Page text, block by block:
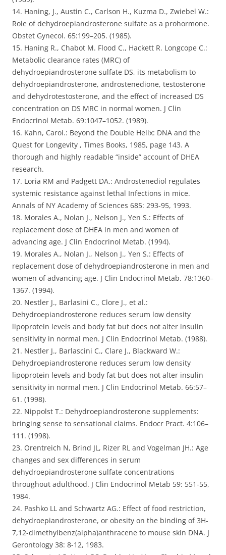
14. Haning, J., Austin C., Carlson H., Kuzma D., Zwiebel W.:
Role of dehydroepiandrosterone sulfate as a prohormone.
Obstet Gynecol. 65:199–205. (1985).
15. Haning R., Chabot M. Flood C., Hackett R. Longcope C.:
Metabolic clearance rates (MRC) of
dehydroepiandrosterone sulfate DS, its metabolism to
dehydroepiandrosterone, androstenedione, testosterone
and dehydrotestosterone, and the effect of increased DS
concentration on DS MRC in normal women. J Clin
Endocrinol Metab. 69:1047–1052. (1989).
16. Kahn, Carol.: Beyond the Double Helix: DNA and the
Quest for Longevity , Times Books, 1985, page 143. A
thorough and highly readable “inside” account of DHEA
research.
17. Loria RM and Padgett DA.: Androstenediol regulates
systemic resistance against lethal Infections in mice.
Annals of NY Academy of Sciences 685: 293-95, 1993.
18. Morales A., Nolan J., Nelson J., Yen S.: Effects of
replacement dose of DHEA in men and women of
advancing age. J Clin Endocrinol Metab. (1994).
19. Morales A., Nolan J., Nelson J., Yen S.: Effects of
replacement dose of dehydroepiandrosterone in men and
women of advancing age. J Clin Endocrinol Metab. 78:1360–
1367. (1994).
20. Nestler J., Barlasini C., Clore J., et al.:
Dehydroepiandrosterone reduces serum low density
lipoprotein levels and body fat but does not alter insulin
sensitivity in normal men. J Clin Endocrinol Metab. (1988).
21. Nestler J., Barlascini C., Clare J., Blackward W.:
Dehydroepiandrosterone reduces serum low density
lipoprotein levels and body fat but does not alter insulin
sensitivity in normal men. J Clin Endocrinol Metab. 66:57–
61. (1998).
22. Nippolst T.: Dehydroepiandrosterone supplements:
bringing sense to sensational claims. Endocr Pract. 4:106–
111. (1998).
23. Orentreich N, Brind JL, Rizer RL and Vogelman JH.: Age
changes and sex differences in serum
dehydroepiandrosterone sulfate concentrations
throughout adulthood. J Clin Endocrinol Metab 59: 551-55,
1984.
24. Pashko LL and Schwartz AG.: Effect of food restriction,
dehydroepiandrosterone, or obesity on the binding of 3H-
7,12-dimethylbenz(alpha)anthracene to mouse skin DNA. J
Gerontology 38: 8-12, 1983.